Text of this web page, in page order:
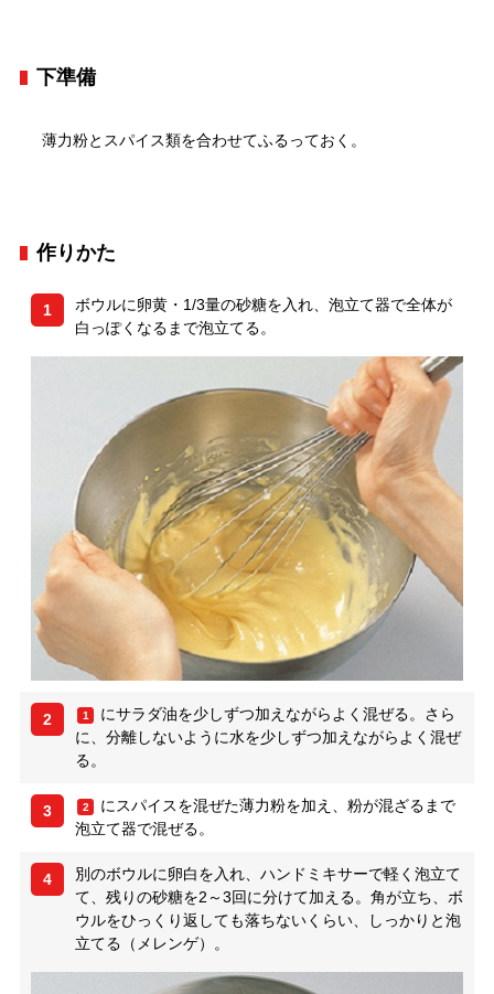
下準備
薄力粉とスパイス類を合わせてふるっておく。
作りかた
1
ボウルに卵黄・1/3量の砂糖を入れ、泡立て器で全体が
白っぽくなるまで泡立てる。
2 1
にサラダ油を少しずつ加えながらよく混ぜる。さら
に、分離しないように水を少しずつ加えながらよく混ぜ
る。
3 2
にスパイスを混ぜた薄力粉を加え、粉が混ざるまで
泡立て器で混ぜる。
4
別のボウルに卵白を入れ、ハンドミキサーで軽く泡立て
て、残りの砂糖を2～3回に分けて加える。角が立ち、ボ
ウルをひっくり返しても落ちないくらい、しっかりと泡
立てる（メレンゲ）。